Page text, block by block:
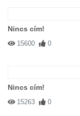
Nincs cím!
15600 0
Nincs cím!
15263 0